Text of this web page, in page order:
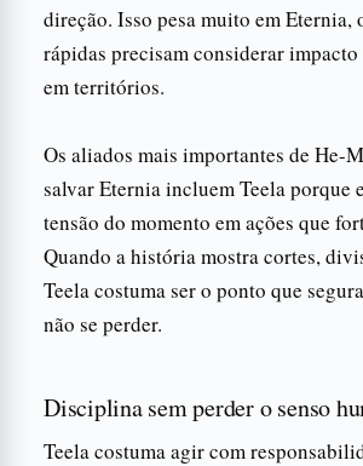
direção. Isso pesa muito em Eternia,
rápidas precisam considerar impacto
em territórios.
Os aliados mais importantes de He-
salvar Eternia incluem Teela porque
tensão do momento em ações que
Quando a história mostra cortes,
Teela costuma ser o ponto que
não se perder.
Disciplina sem perder o senso
Teela costuma agir com